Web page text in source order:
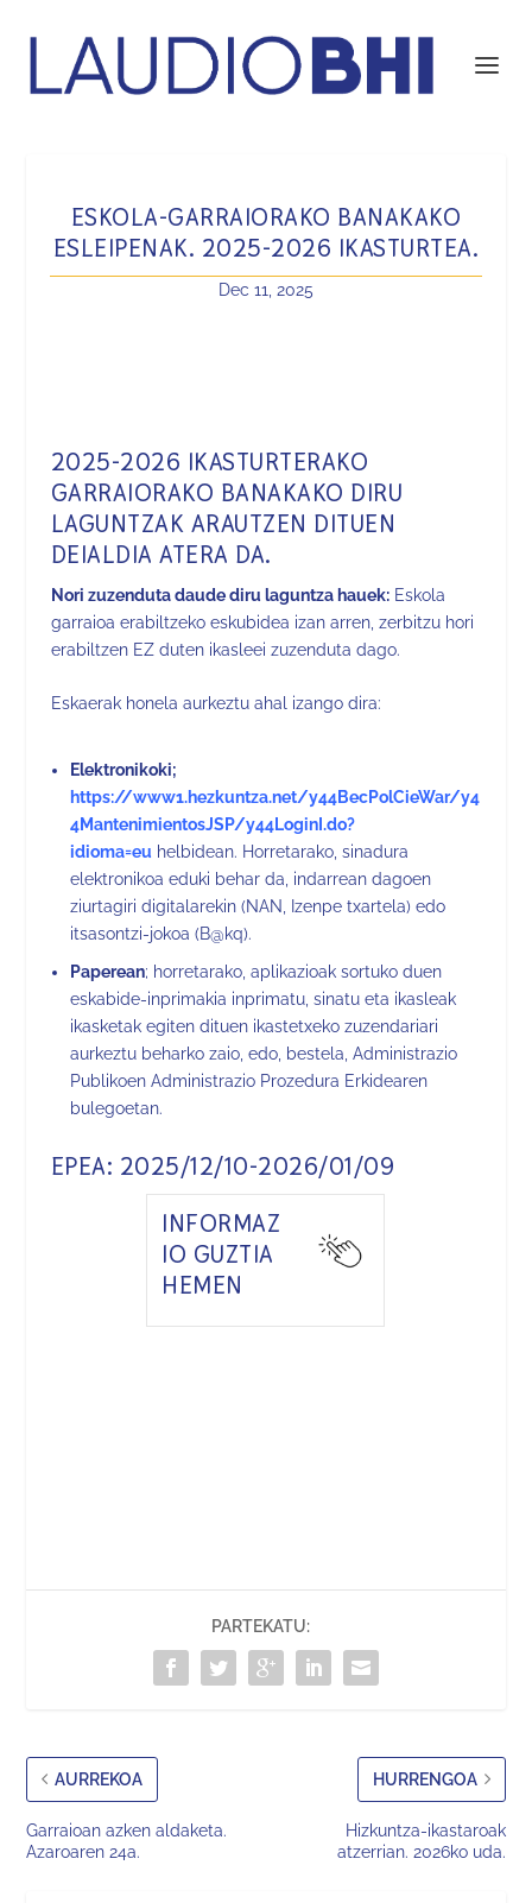
ESKOLA-GARRAIORAKO BANAKAKO
ESLEIPENAK. 2025-2026 IKASTURTEA.
Dec 11, 2025
2025-2026 IKASTURTERAKO
GARRAIORAKO BANAKAKO DIRU
LAGUNTZAK ARAUTZEN DITUEN
DEIALDIA ATERA DA.
Nori zuzenduta daude diru laguntza hauek:Eskola
garraioa erabiltzeko eskubidea izan arren, zerbitzu hori
erabiltzen EZ duten ikasleei zuzenduta dago.
Eskaerak honela aurkeztu ahal izango dira:
Elektronikoki;
https://www1.hezkuntza.net/y44BecPolCieWar/y4
4MantenimientosJSP/y44LoginI.do?
idioma=eu helbidean. Horretarako, sinadura
elektronikoa eduki behar da, indarrean dagoen
ziurtagiri digitalarekin (NAN, Izenpe txartela) edo
itsasontzi-jokoa (B@kq).
Paperean; horretarako, aplikazioak sortuko duen
eskabide-inprimakia inprimatu, sinatu eta ikasleak
ikasketak egiten dituen ikastetxeko zuzendariari
aurkeztu beharko zaio, edo, bestela, Administrazio
Publikoen Administrazio Prozedura Erkidearen
bulegoetan.
EPEA: 2025/12/10-2026/01/09
INFORMAZ
IO GUZTIA
HEMEN
PARTEKATU:
AURREKOA
Garraioan azken aldaketa.
Azaroaren 24a.
HURRENGOA
Hizkuntza-ikastaroak
atzerrian. 2026ko uda.